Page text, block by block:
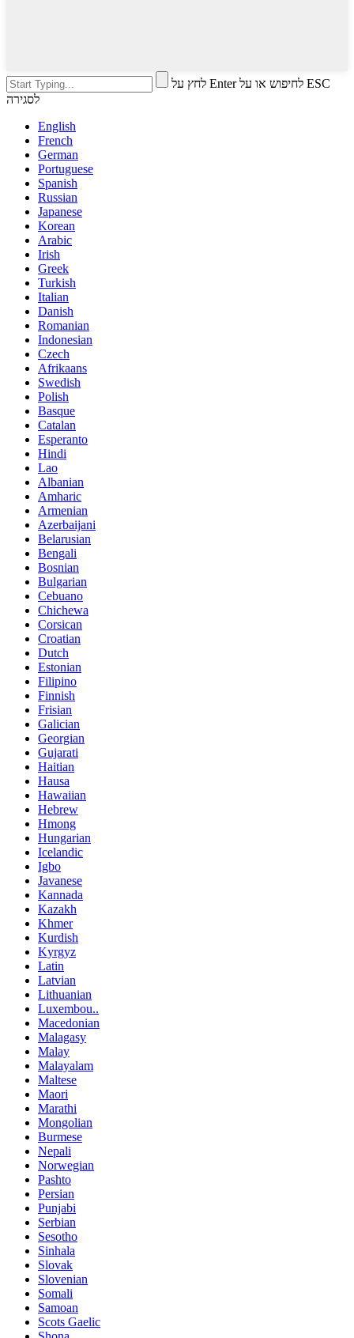
לחץ על Enter לחיפוש או על ESC
לסגירה
English
French
German
Portuguese
Spanish
Russian
Japanese
Korean
Arabic
Irish
Greek
Turkish
Italian
Danish
Romanian
Indonesian
Czech
Afrikaans
Swedish
Polish
Basque
Catalan
Esperanto
Hindi
Lao
Albanian
Amharic
Armenian
Azerbaijani
Belarusian
Bengali
Bosnian
Bulgarian
Cebuano
Chichewa
Corsican
Croatian
Dutch
Estonian
Filipino
Finnish
Frisian
Galician
Georgian
Gujarati
Haitian
Hausa
Hawaiian
Hebrew
Hmong
Hungarian
Icelandic
Igbo
Javanese
Kannada
Kazakh
Khmer
Kurdish
Kyrgyz
Latin
Latvian
Lithuanian
Luxembou..
Macedonian
Malagasy
Malay
Malayalam
Maltese
Maori
Marathi
Mongolian
Burmese
Nepali
Norwegian
Pashto
Persian
Punjabi
Serbian
Sesotho
Sinhala
Slovak
Slovenian
Somali
Samoan
Scots Gaelic